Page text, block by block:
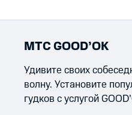
МТС GOOD’OK
Удивите своих
волну. Установите
гудков с услугой